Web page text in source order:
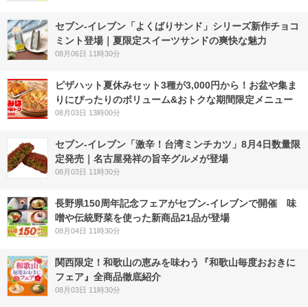
セブン‐イレブン「よくばりサンド」シリーズ新作チョコ
ミント登場｜夏限定スイーツサンドの爽快な魅力
08月06日 11時30分
ピザハット夏休みセット3種が3,000円から！お盆や集ま
りにぴったりのボリューム&おトクな期間限定メニュー
08月03日 13時00分
セブン-イレブン「激辛！台湾ミンチカツ」8月4日数量限
定発売｜名古屋発祥の旨辛グルメが登場
08月03日 11時30分
長野県150周年記念フェアがセブン-イレブンで開催 味
噌や伝統野菜を使った新商品21品が登場
08月04日 11時30分
関西限定！和歌山の恵みを味わう『和歌山毎度おおきに
フェア』全商品徹底紹介
08月03日 11時30分